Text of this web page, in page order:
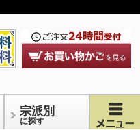
宗派別
に探す